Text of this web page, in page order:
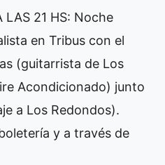
LAS 21 HS: Noche
en Tribus con el
(guitarrista de Los
Acondicionado) junto
a Los Redondos).
y a través de